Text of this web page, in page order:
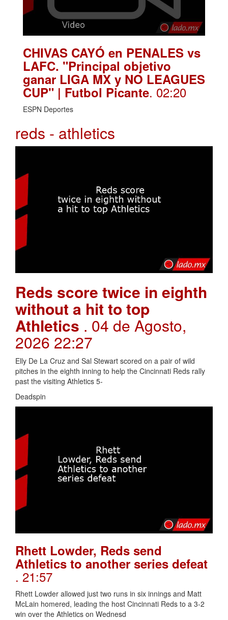
CHIVAS CAYÓ en PENALES vs
LAFC. "Principal objetivo
ganar LIGA MX y NO LEAGUES
CUP" | Futbol Picante. 02:20
ESPN Deportes
reds - athletics
Reds score twice in eighth
without a hit to top
Athletics . 04 de Agosto,
2026 22:27
Elly De La Cruz and Sal Stewart scored on a pair of wild
pitches in the eighth inning to help the Cincinnati Reds rally
past the visiting Athletics 5-
Deadspin
Rhett Lowder, Reds send
Athletics to another series defeat
. 21:57
Rhett Lowder allowed just two runs in six innings and Matt
McLain homered, leading the host Cincinnati Reds to a 3-2
win over the Athletics on Wednesd